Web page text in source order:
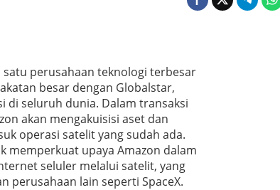
satu perusahaan teknologi terbesar
besar dengan Globalstar,
di seluruh dunia. Dalam transaksi
akan mengakuisisi aset dan
operasi satelit yang sudah ada.
memperkuat upaya Amazon dalam
seluler melalui satelit, yang
perusahaan lain seperti SpaceX.